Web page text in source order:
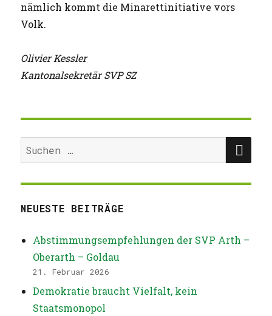
nämlich kommt die Minarettinitiative vors
Volk.
Olivier Kessler
Kantonalsekretär SVP SZ
Suchen
nach:
NEUESTE BEITRÄGE
Abstimmungsempfehlungen der SVP Arth –
Oberarth – Goldau
21. Februar 2026
Demokratie braucht Vielfalt, kein
Staatsmonopol